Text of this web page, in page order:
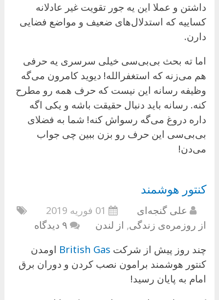
داشتن و عملا این یه جور تقویت غیر عادلانه
کساییه که استدلال‌های ضعیف و مواضع فضایی
دارن.
اما ته بحث بی‌بی‌سی خیلی سرسری یه حرفی
هم می‌زنه که استغفرالله! دیوید کامرون می‌گه
وظیفه رسانه این نیست که حرف همه رو مطرح
کنه. رسانه باید دنبال حقیقت باشه و یکی اگه
داره دروغ می‌گه رسواش کنه! شما به فضلای
بی‌بی‌سی این حرف رو بزن ببین چی جواب
می‌دن!
کنتور هوشمند
علی گنجه‌ای
01 فوریه 2019
از روزمره‌ی زندگی, از لندن
۹ دیدگاه
چند روز پیش از شرکت British Gas اومدن
کنتور هوشمند برامون نصب کردن و دوران برق
امام به پایان رسید!